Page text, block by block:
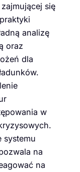
się
analizę
oraz
dla
w
systemu
na
na